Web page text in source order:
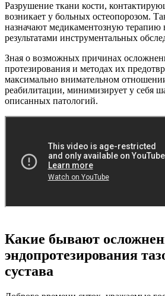
Разрушение ткани кости,
возникает у больных остеопорозом.
назначают медикаментозную терапию
результатами инструментальных
Зная о возможных причинах
протезирования и методах их
максимально внимательном
реабилитации, минимизирует у себя
описанных патологий.
Какие бывают
эндопротезирования
сустава